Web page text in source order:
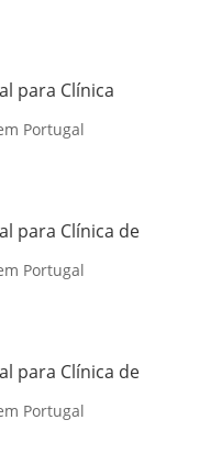
para Clínica
Portugal
para Clínica de
Portugal
para Clínica de
Portugal